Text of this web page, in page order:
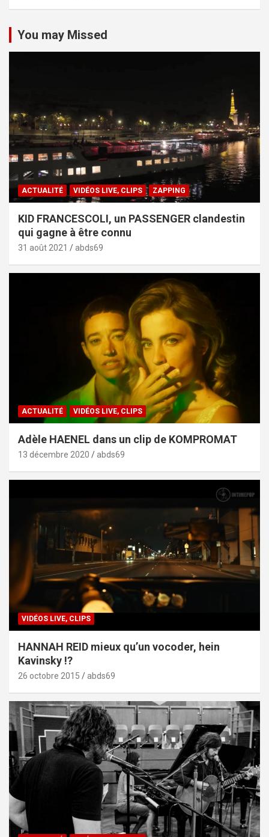
You may Missed
ACTUALITÉ VIDÉOS LIVE, CLIPS ZAPPING
KID FRANCESCOLI, un PASSENGER clandestin
qui gagne à être connu
31 août 2021 abds69
ACTUALITÉ VIDÉOS LIVE, CLIPS
Adèle HAENEL dans un clip de KOMPROMAT
13 décembre 2020 abds69
VIDÉOS LIVE, CLIPS
HANNAH REID mieux qu’un vocoder, hein
Kavinsky !?
26 octobre 2015 abds69